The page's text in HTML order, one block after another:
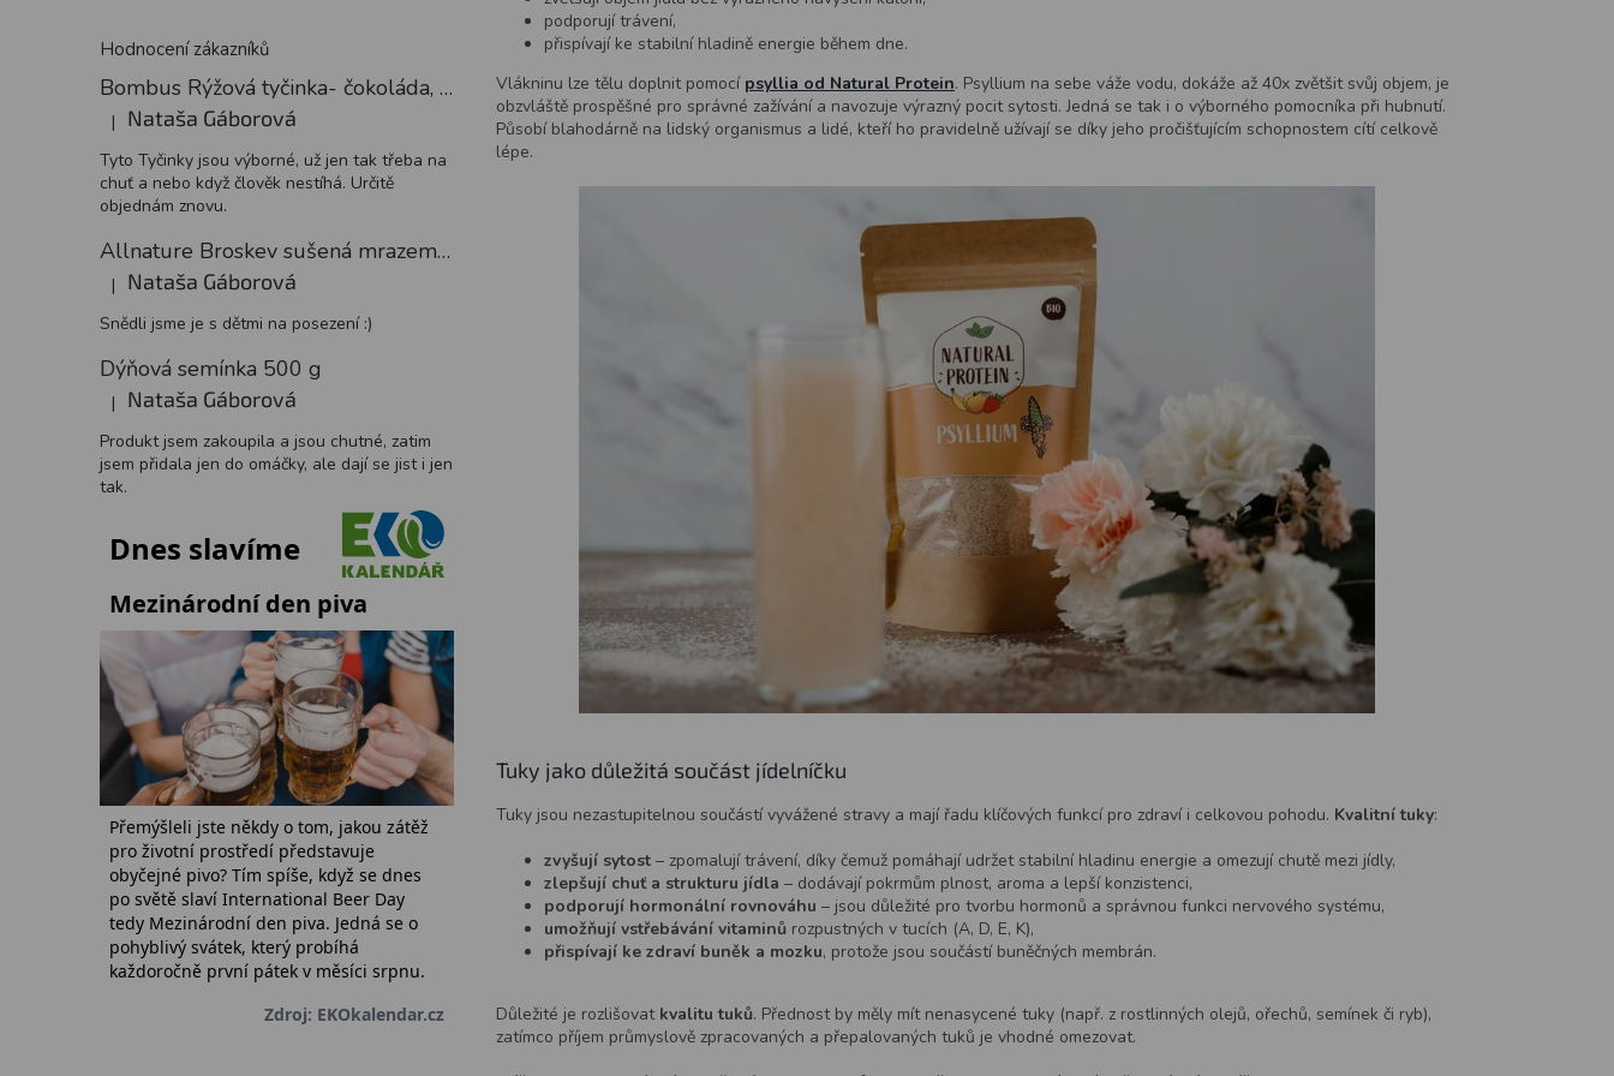
Hodnocení zákazníků
Bombus Rýžová tyčinka- čokoláda, 18 g
Hodnocení produktu je 5 z 5 hvězdiček.
| Nataša Gáborová
Tyto Tyčinky jsou výborné, už jen tak třeba na
chuť a nebo když člověk nestíhá. Určitě
objednám znovu.
Allnature Broskev sušená mrazem plátky, 15 g
Hodnocení produktu je 5 z 5 hvězdiček.
| Nataša Gáborová
Snědli jsme je s dětmi na posezení :)
Dýňová semínka 500 g
Hodnocení produktu je 5 z 5 hvězdiček.
| Nataša Gáborová
Produkt jsem zakoupila a jsou chutné, zatim
jsem přidala jen do omáčky, ale dají se jist i jen
tak.
podporují trávení,
přispívají ke stabilní hladině energie během dne.
Vlákninu lze tělu doplnit pomocí psyllia od Natural Protein. Psyllium na sebe váže vodu, dokáže až 40x zvětšit svůj objem, je
obzvláště prospěšné pro správné zažívání a navozuje výrazný pocit sytosti. Jedná se tak i o výborného pomocníka při hubnutí.
Působí blahodárně na lidský organismus a lidé, kteří ho pravidelně užívají se díky jeho pročišťujícím schopnostem cítí celkově
lépe.
Tuky jako důležitá součást jídelníčku
Tuky jsou nezastupitelnou součástí vyvážené stravy a mají řadu klíčových funkcí pro zdraví i celkovou pohodu. Kvalitní tuky:
zvyšují sytost – zpomalují trávení, díky čemuž pomáhají udržet stabilní hladinu energie a omezují chutě mezi jídly,
zlepšují chuť a strukturu jídla – dodávají pokrmům plnost, aroma a lepší konzistenci,
podporují hormonální rovnováhu – jsou důležité pro tvorbu hormonů a správnou funkci nervového systému,
umožňují vstřebávání vitaminů rozpustných v tucích (A, D, E, K),
přispívají ke zdraví buněk a mozku, protože jsou součástí buněčných membrán.
Důležité je rozlišovat kvalitu tuků. Přednost by měly mít nenasycené tuky (např. z rostlinných olejů, ořechů, semínek či ryb),
zatímco příjem průmyslově zpracovaných a přepalovaných tuků je vhodné omezovat.